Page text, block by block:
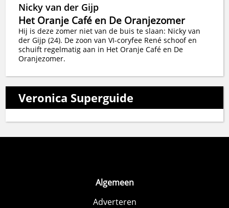
Nicky van der Gijp
Het Oranje Café en De Oranjezomer
Hij is deze zomer niet van de buis te slaan: Nicky van
der Gijp (24). De zoon van VI-coryfee René schoof en
schuift regelmatig aan in Het Oranje Café en De
Oranjezomer.
Veronica Superguide
Algemeen
Adverteren